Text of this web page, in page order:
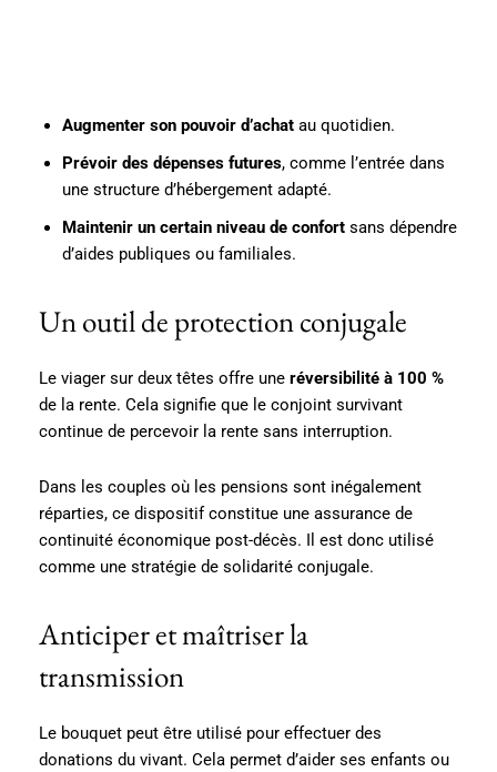
Augmenter son pouvoir d’achat au quotidien.
Prévoir des dépenses futures, comme l’entrée dans
une structure d’hébergement adapté.
Maintenir un certain niveau de confort sans dépendre
d’aides publiques ou familiales.
Un outil de protection conjugale
Le viager sur deux têtes offre une réversibilité à 100 %
de la rente. Cela signifie que le conjoint survivant
continue de percevoir la rente sans interruption.
Dans les couples où les pensions sont inégalement
réparties, ce dispositif constitue une assurance de
continuité économique post-décès. Il est donc utilisé
comme une stratégie de solidarité conjugale.
Anticiper et maîtriser la
transmission
Le bouquet peut être utilisé pour effectuer des
donations du vivant. Cela permet d’aider ses enfants ou